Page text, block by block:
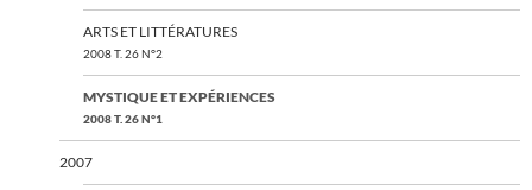
ARTS ET LITTÉRATURES
2008 T. 26 N°2
MYSTIQUE ET EXPÉRIENCES
2008 T. 26 N°1
2007